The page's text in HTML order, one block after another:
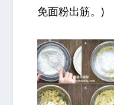
免面粉出筋。)